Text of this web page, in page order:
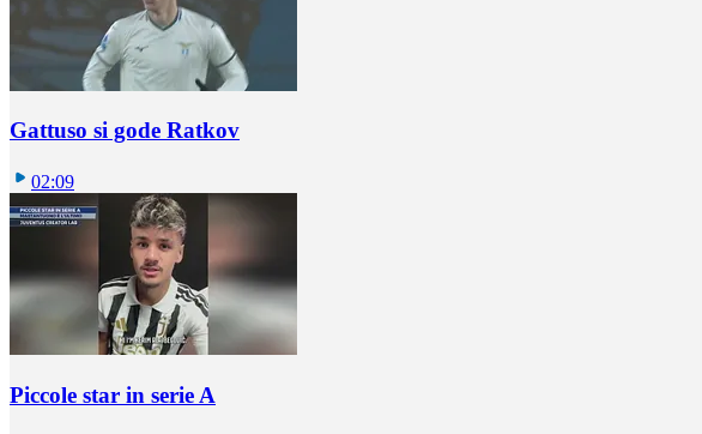
Gattuso si gode Ratkov
02:09
Piccole star in serie A